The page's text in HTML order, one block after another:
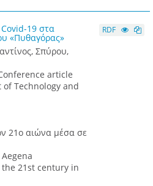
Covid-19 στα
«Πυθαγόρας»
Σπύρου,
article
of Technology and
21ο αιώνα μέσα σε
21st century in
RDF